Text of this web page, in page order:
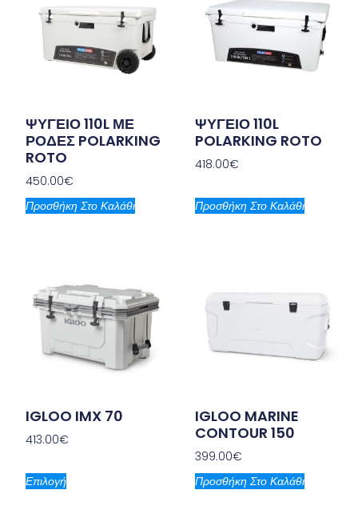
ΨΥΓΕΙΟ 110L ΜΕ
ΡΟΔΕΣ POLARKING
ROTO
450.00€
Προσθήκη Στο Καλάθι
ΨΥΓΕΙΟ 110L
POLARKING ROTO
418.00€
Προσθήκη Στο Καλάθι
IGLOO IMX 70
413.00€
Επιλογή
IGLOO MARINE
CONTOUR 150
399.00€
Προσθήκη Στο Καλάθι